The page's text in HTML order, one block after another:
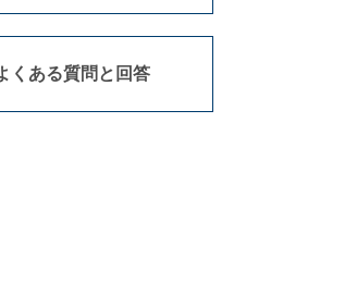
くある質問と回答